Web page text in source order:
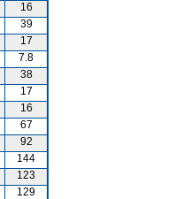
16
39
17
7.8
38
17
16
67
92
144
123
129